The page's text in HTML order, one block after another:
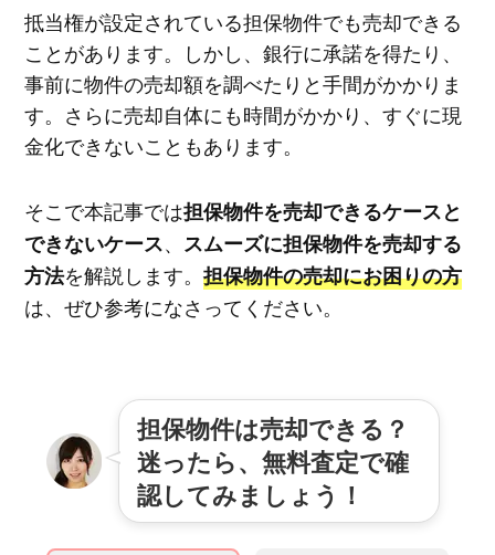
抵当権が設定されている担保物件でも売却できる
ことがあります。しかし、銀行に承諾を得たり、
事前に物件の売却額を調べたりと手間がかかりま
す。さらに売却自体にも時間がかかり、すぐに現
金化できないこともあります。
そこで本記事では担保物件を売却できるケースと
できないケース、 スムーズに担保物件を売却する
方法を解説します。 担保物件の売却にお困りの方
は、ぜひ参考になさってください。
担保物件は売却できる？
迷ったら、無料査定で確
認してみましょう！